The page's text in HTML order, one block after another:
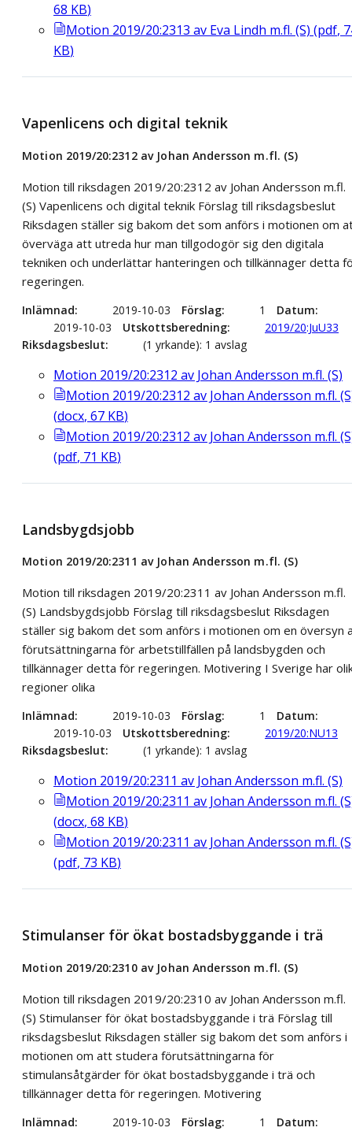
68 KB)
Motion 2019/20:2313 av Eva Lindh m.fl. (S) (pdf,
KB)
Vapenlicens och digital teknik
Motion 2019/20:2312 av Johan Andersson m.fl. (S)
Motion till riksdagen 2019/20:2312 av Johan Andersson m.fl.
(S) Vapenlicens och digital teknik Förslag till riksdagsbeslut
Riksdagen ställer sig bakom det som anförs i motionen om
överväga att utreda hur man tillgodogör sig den digitala
tekniken och underlättar hanteringen och tillkännager detta
regeringen.
Inlämnad 2019-10-03 Förslag 1
Datum
2019-10-03
Utskottsberedning
2019/20:JuU33
Riksdagsbeslut
(1 yrkande): 1 avslag
Motion 2019/20:2312 av Johan Andersson m.fl. (S)
Motion 2019/20:2312 av Johan Andersson m.fl.
(docx, 67 KB)
Motion 2019/20:2312 av Johan Andersson m.fl.
(pdf, 71 KB)
Landsbygdsjobb
Motion 2019/20:2311 av Johan Andersson m.fl. (S)
Motion till riksdagen 2019/20:2311 av Johan Andersson m.fl.
(S) Landsbygdsjobb Förslag till riksdagsbeslut Riksdagen
ställer sig bakom det som anförs i motionen om en översyn
förutsättningarna för arbetstillfällen på landsbygden och
tillkännager detta för regeringen. Motivering I Sverige har
regioner olika
Inlämnad 2019-10-03 Förslag 1
Datum
2019-10-03
Utskottsberedning
2019/20:NU13
Riksdagsbeslut
(1 yrkande): 1 avslag
Motion 2019/20:2311 av Johan Andersson m.fl. (S)
Motion 2019/20:2311 av Johan Andersson m.fl.
(docx, 68 KB)
Motion 2019/20:2311 av Johan Andersson m.fl.
(pdf, 73 KB)
Stimulanser för ökat bostadsbyggande i trä
Motion 2019/20:2310 av Johan Andersson m.fl. (S)
Motion till riksdagen 2019/20:2310 av Johan Andersson m.fl.
(S) Stimulanser för ökat bostadsbyggande i trä Förslag till
riksdagsbeslut Riksdagen ställer sig bakom det som anförs i
motionen om att studera förutsättningarna för
stimulansåtgärder för ökat bostadsbyggande i trä och
tillkännager detta för regeringen. Motivering
Inlämnad 2019-10-03 Förslag 1
Datum